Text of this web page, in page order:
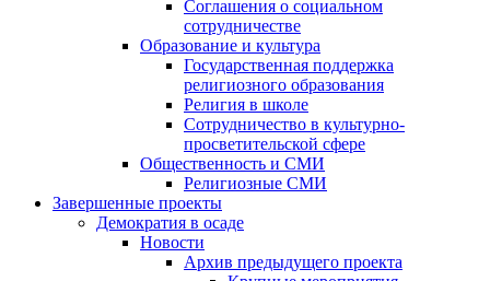
Соглашения о социальном
сотрудничестве
Образование и культура
Государственная поддержка
религиозного образования
Религия в школе
Сотрудничество в культурно-
просветительской сфере
Общественность и СМИ
Религиозные СМИ
Завершенные проекты
Демократия в осаде
Новости
Архив предыдущего проекта